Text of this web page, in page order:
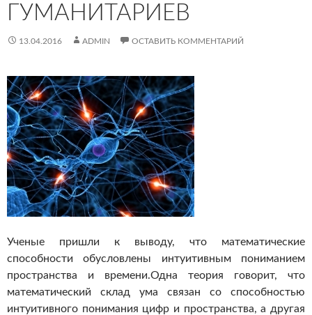
ГУМАНИТАРИЕВ
13.04.2016 ADMIN ОСТАВИТЬ КОММЕНТАРИЙ
Ученые пришли к выводу, что математические
способности обусловлены интуитивным пониманием
пространства и времени.Одна теория говорит, что
математический склад ума связан со способностью
интуитивного понимания цифр и пространства, а другая